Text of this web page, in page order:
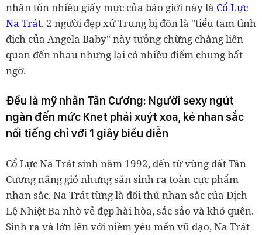
nhân tốn nhiều giấy mực của báo giới này là Cổ Lực
Na Trát. 2 người đẹp xứ Trung bị đồn là "tiểu tam tình
địch của Angela Baby" này tưởng chừng chẳng liên
quan đến nhau nhưng lại có nhiều điểm chung bất
ngờ.
Đều là mỹ nhân Tân Cương: Người sexy ngút
ngàn đến mức Knet phải xuýt xoa, kẻ nhan sắc
nổi tiếng chỉ với 1 giây biểu diễn
Cổ Lực Na Trát sinh năm 1992, đến từ vùng đất Tân
Cương nắng gió nhưng sản sinh ra toàn cực phẩm
nhan sắc. Na Trát từng là đối thủ nhan sắc của Địch
Lệ Nhiệt Ba nhờ vẻ đẹp hài hòa, sắc sảo và khó quên.
Sinh ra và lớn lên với niềm yêu mến vũ đạo, Na Trát